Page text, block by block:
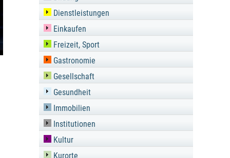
Dienstleistungen
Einkaufen
Freizeit, Sport
Gastronomie
Gesellschaft
Gesundheit
Immobilien
Institutionen
Kultur
Kurorte